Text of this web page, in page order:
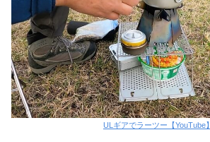
ULギアでラーツー【YouTube】